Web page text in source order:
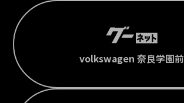
volkswagen 奈良学園前